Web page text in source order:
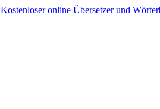
Kostenloser online Übersetzer und